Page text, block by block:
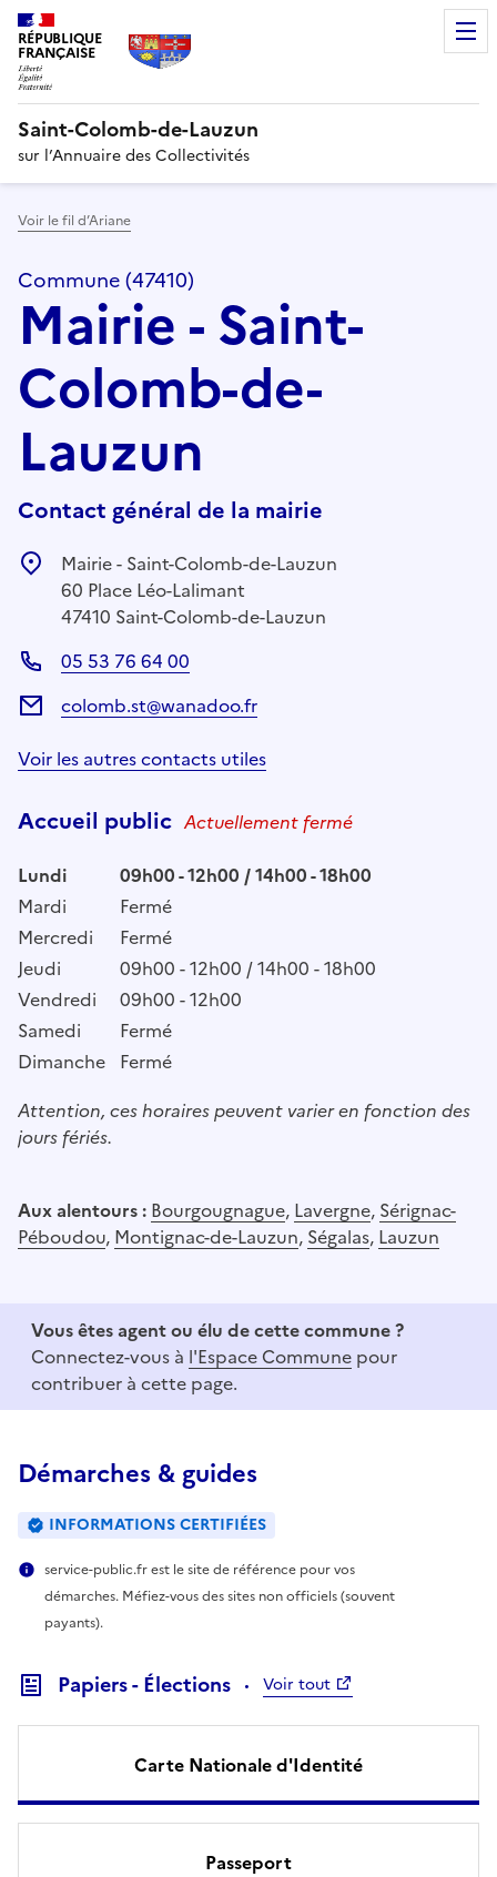
RÉPUBLIQUE
FRANÇAISE
Saint-Colomb-de-Lauzun
sur l’Annuaire des Collectivités
Voir le fil d’Ariane
Commune (47410)
Mairie - Saint-
Colomb-de-
Lauzun
Contact général de la mairie
Mairie - Saint-Colomb-de-Lauzun
60 Place Léo-Lalimant
47410 Saint-Colomb-de-Lauzun
05 53 76 64 00
colomb.st@wanadoo.fr
Voir les autres contacts utiles
Accueil public Actuellement fermé
Lundi
09h00 - 12h00 / 14h00 - 18h00
Mardi
Fermé
Mercredi
Fermé
Jeudi
09h00 - 12h00 / 14h00 - 18h00
Vendredi
09h00 - 12h00
Samedi
Fermé
Dimanche Fermé
Attention, ces horaires peuvent varier en fonction des
jours fériés.
Aux alentours : Bourgougnague, Lavergne, Sérignac-
Péboudou, Montignac-de-Lauzun, Ségalas, Lauzun
Vous êtes agent ou élu de cette commune ?
Connectez-vous à l'Espace Commune pour
contribuer à cette page.
Démarches & guides
INFORMATIONS CERTIFIÉES
service-public.fr est le site de référence pour vos
démarches. Méfiez-vous des sites non officiels (souvent
payants).
Papiers - Élections Voir tout
Carte Nationale d'Identité
Passeport